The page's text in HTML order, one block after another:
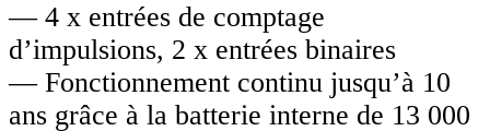
— 4 x entrées de comptage
d’impulsions, 2 x entrées binaires
— Fonctionnement continu jusqu’à 10
ans grâce à la batterie interne de 13 000